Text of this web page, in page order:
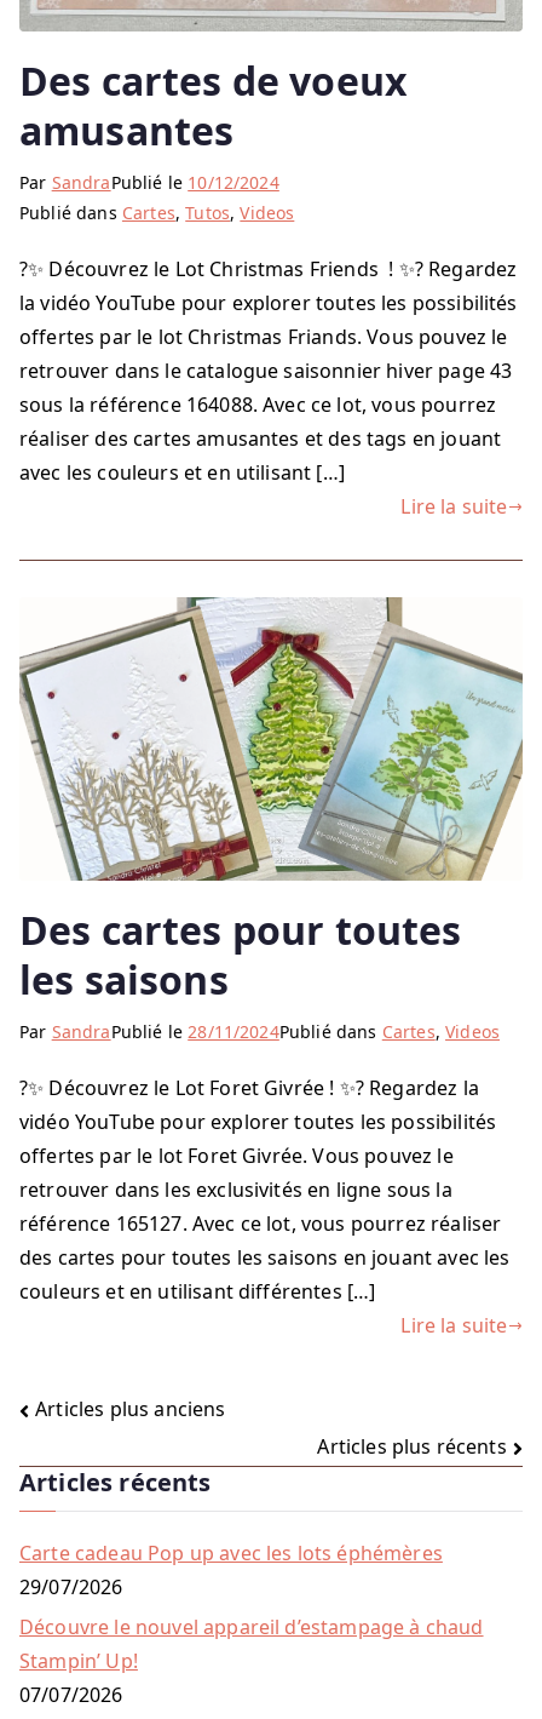
Des cartes de voeux
amusantes
Par SandraPublié le 10/12/2024
Publié dans Cartes,Tutos,Videos
?✨ Découvrez le Lot Christmas Friends ! ✨? Regardez
la vidéo YouTube pour explorer toutes les possibilités
offertes par le lot Christmas Friands. Vous pouvez le
retrouver dans le catalogue saisonnier hiver page 43
sous la référence 164088. Avec ce lot, vous pourrez
réaliser des cartes amusantes et des tags en jouant
avec les couleurs et en utilisant […]
Lire la suite
Des cartes pour toutes
les saisons
Par SandraPublié le28/11/2024Publié dans Cartes,Videos
?✨ Découvrez le Lot Foret Givrée ! ✨? Regardez la
vidéo YouTube pour explorer toutes les possibilités
offertes par le lot Foret Givrée. Vous pouvez le
retrouver dans les exclusivités en ligne sous la
référence 165127. Avec ce lot, vous pourrez réaliser
des cartes pour toutes les saisons en jouant avec les
couleurs et en utilisant différentes […]
Lire la suite
Navigation
des
articles
Articles plus anciens
Articles plus récents
Articles récents
Carte cadeau Pop up avec les lots éphémères
29/07/2026
Découvre le nouvel appareil d’estampage à chaud
Stampin’ Up!
07/07/2026